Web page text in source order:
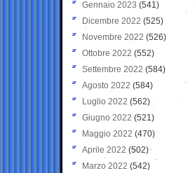
Gennaio 2023 (541)
Dicembre 2022 (525)
Novembre 2022 (526)
Ottobre 2022 (552)
Settembre 2022 (584)
Agosto 2022 (584)
Luglio 2022 (562)
Giugno 2022 (521)
Maggio 2022 (470)
Aprile 2022 (502)
Marzo 2022 (542)